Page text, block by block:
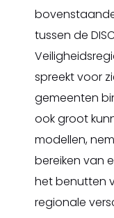
tussen de
spreekt voor
gemeenten
ook groot
modellen,
bereiken van
het benutten
regionale